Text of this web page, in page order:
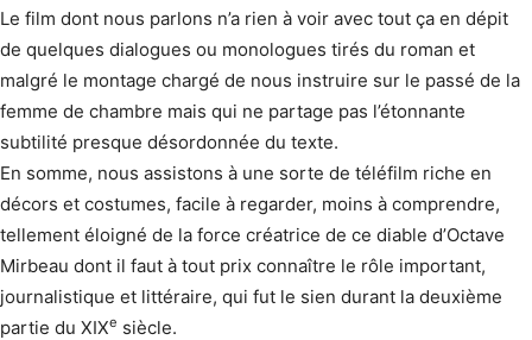
Le film dont nous parlons n’a rien à voir avec tout ça en dépit
de quelques dialogues ou monologues tirés du roman et
malgré le montage chargé de nous instruire sur le passé de la
femme de chambre mais qui ne partage pas l’étonnante
subtilité presque désordonnée du texte.
En somme, nous assistons à une sorte de téléfilm riche en
décors et costumes, facile à regarder, moins à comprendre,
tellement éloigné de la force créatrice de ce diable d’Octave
Mirbeau dont il faut à tout prix connaître le rôle important,
journalistique et littéraire, qui fut le sien durant la deuxième
partie du XIXe siècle.